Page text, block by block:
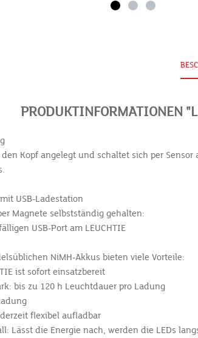
PRODUKTINFORMATIONEN
den Kopf angelegt und schaltet sich per
USB-Ladestation
Magnete selbstständig gehalten:
USB-Port am LEUCHTIE
NiMH-Akkus bieten viele Vorteile:
ist sofort einsatzbereit
bis zu 120 h Leuchtdauer pro Ladung
flexibel aufladbar
Lässt die Energie nach, werden die LEDs